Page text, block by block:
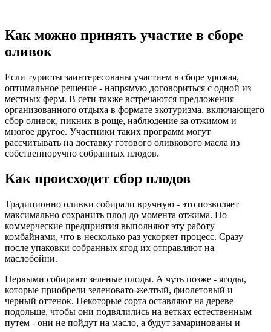
Как можно принять участие в сборе
оливок
Если туристы заинтересованы участием в сборе урожая,
оптимальное решение - напрямую договориться с одной из
местных ферм. В сети также встречаются предложения
организованного отдыха в формате экотуризма, включающего
сбор оливок, пикник в роще, наблюдение за отжимом и
многое другое. Участники таких программ могут
рассчитывать на доставку готового оливкового масла из
собственноручно собранных плодов.
Как происходит сбор плодов
Традиционно оливки собирали вручную - это позволяет
максимально сохранить плод до момента отжима. Но
коммерческие предприятия выполняют эту работу
комбайнами, что в несколько раз ускоряет процесс. Сразу
после упаковки собранных ягод их отправляют на
маслобойни.
Первыми собирают зеленые плоды. А чуть позже - ягоды,
которые приобрели зеленовато-желтый, фиолетовый и
черный оттенок. Некоторые сорта оставляют на дереве
подольше, чтобы они подвялились на ветках естественным
путем - они не пойдут на масло, а будут замаринованы и